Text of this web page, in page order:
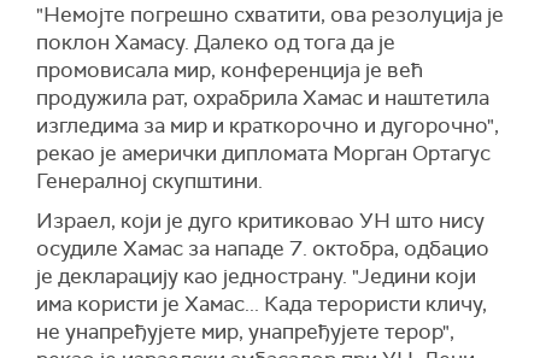
"Немојте погрешно схватити, ова резолуција је
поклон Хамасу. Далеко од тога да је
промовисала мир, конференција је већ
продужила рат, охрабрила Хамас и наштетила
изгледима за мир и краткорочно и дугорочно",
рекао је амерички дипломата Морган Ортагус
Генералној скупштини.
Израел, који је дуго критиковао УН што нису
осудиле Хамас за нападе 7. октобра, одбацио
је декларацију као једнострану. "Једини који
има користи је Хамас... Када терористи кличу,
не унапређујете мир, унапређујете терор",